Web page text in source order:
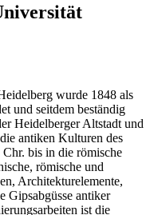
wurde 1848 als
und seitdem beständig
Heidelberger Altstadt und
antiken Kulturen des
bis in die römische
römische und
Architekturelemente,
Gipsabgüsse antiker
ist die